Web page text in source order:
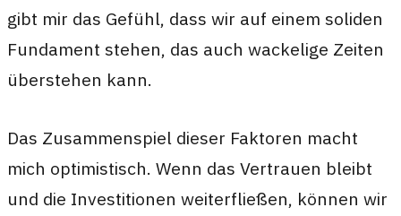
gibt mir das Gefühl, dass wir auf einem soliden
Fundament stehen, das auch wackelige Zeiten
überstehen kann.
Das Zusammenspiel dieser Faktoren macht
mich optimistisch. Wenn das Vertrauen bleibt
und die Investitionen weiterfließen, können wir